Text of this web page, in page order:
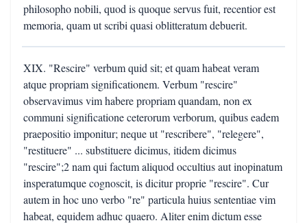
philosopho nobili, quod is quoque servus fuit, recentior est
memoria, quam ut scribi quasi oblitteratum debuerit.
XIX. "Rescire" verbum quid sit; et quam habeat veram
atque propriam significationem. Verbum "rescire"
observavimus vim habere propriam quandam, non ex
communi significatione ceterorum verborum, quibus eadem
praepositio imponitur; neque ut "rescribere", "relegere",
"restituere" ... substituere dicimus, itidem dicimus
"rescire";2 nam qui factum aliquod occultius aut inopinatum
insperatumque cognoscit, is dicitur proprie "rescire". Cur
autem in hoc uno verbo "re" particula huius sententiae vim
habeat, equidem adhuc quaero. Aliter enim dictum esse